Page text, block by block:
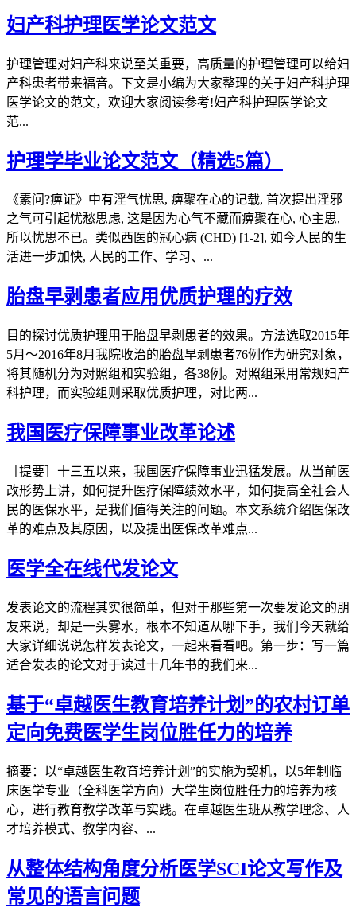
妇产科护理医学论文范文
护理管理对妇产科来说至关重要，高质量的护理管理可以给妇
产科患者带来福音。下文是小编为大家整理的关于妇产科护理
医学论文的范文，欢迎大家阅读参考!妇产科护理医学论文
范...
护理学毕业论文范文（精选5篇）
《素问?痹证》中有淫气忧思, 痹聚在心的记载, 首次提出淫邪
之气可引起忧愁思虑, 这是因为心气不藏而痹聚在心, 心主思,
所以忧思不已。类似西医的冠心病 (CHD) [1-2], 如今人民的生
活进一步加快, 人民的工作、学习、...
胎盘早剥患者应用优质护理的疗效
目的探讨优质护理用于胎盘早剥患者的效果。方法选取2015年
5月～2016年8月我院收治的胎盘早剥患者76例作为研究对象，
将其随机分为对照组和实验组，各38例。对照组采用常规妇产
科护理，而实验组则采取优质护理，对比两...
我国医疗保障事业改革论述
［提要］十三五以来，我国医疗保障事业迅猛发展。从当前医
改形势上讲，如何提升医疗保障绩效水平，如何提高全社会人
民的医保水平，是我们值得关注的问题。本文系统介绍医保改
革的难点及其原因，以及提出医保改革难点...
医学全在线代发论文
发表论文的流程其实很简单，但对于那些第一次要发论文的朋
友来说，却是一头雾水，根本不知道从哪下手，我们今天就给
大家详细说说怎样发表论文，一起来看看吧。第一步：写一篇
适合发表的论文对于读过十几年书的我们来...
基于“卓越医生教育培养计划”的农村订单
定向免费医学生岗位胜任力的培养
摘要：以“卓越医生教育培养计划”的实施为契机，以5年制临
床医学专业（全科医学方向）大学生岗位胜任力的培养为核
心，进行教育教学改革与实践。在卓越医生班从教学理念、人
才培养模式、教学内容、...
从整体结构角度分析医学SCI论文写作及
常见的语言问题